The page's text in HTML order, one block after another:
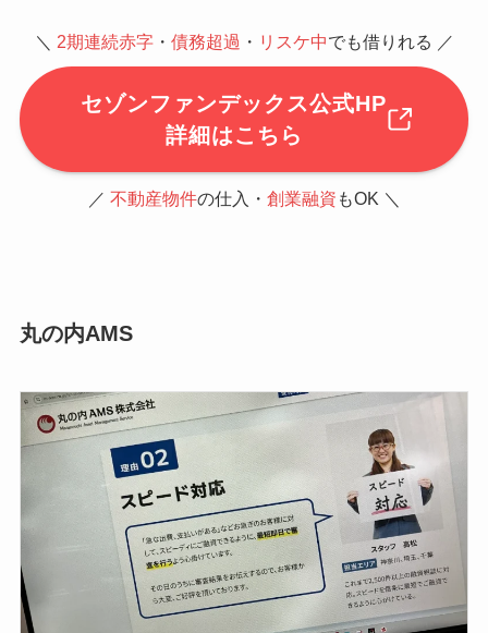
＼ 2期連続赤字・ 債務超過 ・ リスケ中でも借りれる ／
セゾンファンデックス公式HP
詳細はこちら
／ 不動産物件の仕入・ 創業融資 もOK ＼
丸の内AMS